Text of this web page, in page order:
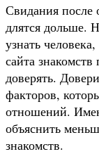
Свидания после
длятся дольше.
узнать
сайта
доверять.
факторов,
отношений.
объяснить
знакомств.